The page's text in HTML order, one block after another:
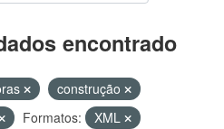
encontrado
construção
Formatos:
XML